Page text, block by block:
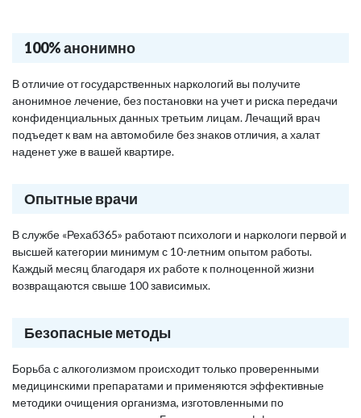
100% анонимно
В отличие от государственных наркологий вы получите
анонимное лечение, без постановки на учет и риска передачи
конфиденциальных данных третьим лицам. Лечащий врач
подъедет к вам на автомобиле без знаков отличия, а халат
наденет уже в вашей квартире.
Опытные врачи
В службе «Рехаб365» работают психологи и наркологи первой и
высшей категории минимум с 10-летним опытом работы.
Каждый месяц благодаря их работе к полноценной жизни
возвращаются свыше 100 зависимых.
Безопасные методы
Борьба с алкоголизмом происходит только проверенными
медицинскими препаратами и применяются эффективные
методики очищения организма, изготовленными по